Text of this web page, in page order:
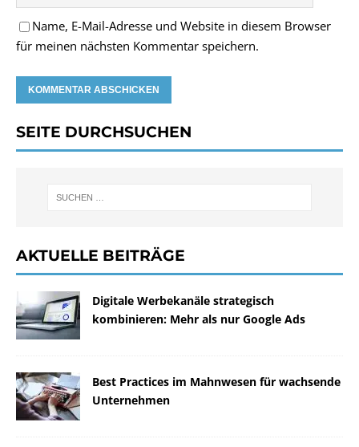
Name, E-Mail-Adresse und Website in diesem Browser
für meinen nächsten Kommentar speichern.
SEITE DURCHSUCHEN
AKTUELLE BEITRÄGE
Digitale Werbekanäle strategisch
kombinieren: Mehr als nur Google Ads
Best Practices im Mahnwesen für wachsende
Unternehmen